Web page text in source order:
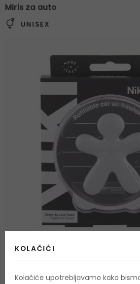
Miris za auto
UNISEX
Mr&Mrs Fragrance Miris za auto
KOLAČIĆI
Kolačiće upotrebljavamo kako